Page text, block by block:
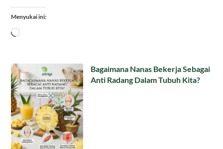
Menyukai ini:
Memuat...
Bagaimana Nanas Bekerja Sebagai
Anti Radang Dalam Tubuh Kita?